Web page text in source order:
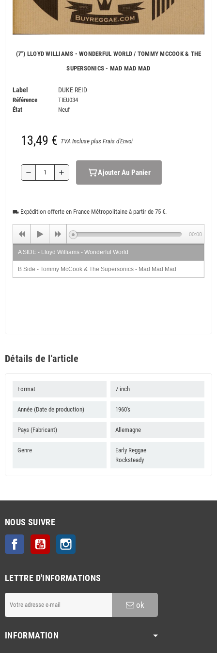
(7") LLOYD WILLIAMS - WONDERFUL WORLD / TOMMY MCCOOK & THE
SUPERSONICS - MAD MAD MAD
Label DUKE REID
Référence
TIEU034
État
Neuf
13,49 € TVA Incluse plus Frais d'Envoi
remove add Ajouter Au Panier
local_shipping Expédition offerte en France Métropolitaine à partir de 75 €.
A SIDE - Lloyd Williams - Wonderful World
B Side - Tommy McCook & The Supersonics - Mad Mad Mad
00:00
Détails de l'article
Format 7 inch
Année (Date de production) 1960's
Pays (Fabricant) Allemagne
Genre
Early Reggae
Rocksteady
NOUS SUIVRE
Facebook YouTube
LETTRE D'INFORMATIONS
ok
INFORMATION